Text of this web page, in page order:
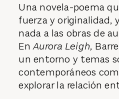
Una novela-poema
fuerza y originalidad,
nada a las obras de
EnAurora Leigh,
un entorno y temas
contemporáneos
explorar la relación